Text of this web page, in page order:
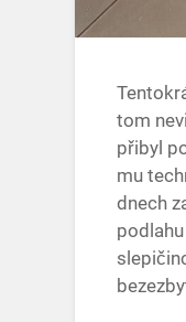
tom
přibyl
mu
dnech